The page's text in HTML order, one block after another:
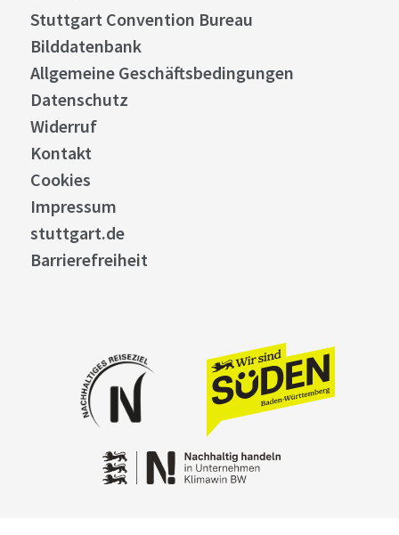
Stuttgart Convention Bureau
Bilddatenbank
Allgemeine Geschäftsbedingungen
Datenschutz
Widerruf
Kontakt
Cookies
Impressum
stuttgart.de
Barrierefreiheit